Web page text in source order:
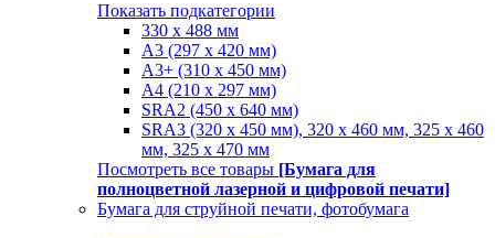
Показать подкатегории
330 х 488 мм
A3 (297 x 420 мм)
A3+ (310 х 450 мм)
A4 (210 х 297 мм)
SRA2 (450 x 640 мм)
SRA3 (320 х 450 мм), 320 x 460 мм, 325 х 460
мм, 325 х 470 мм
Посмотреть все товары [Бумага для
полноцветной лазерной и цифровой печати]
Бумага для струйной печати, фотобумага